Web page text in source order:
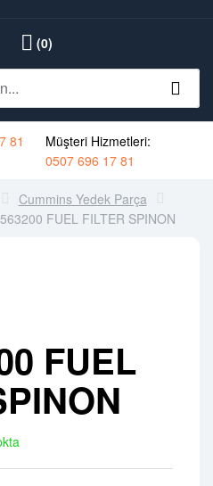
(0)
81
Müşteri Hizmetleri:
0507 696 17 81
Cummins Yedek Parça
FUEL FILTER SPINON
FUEL